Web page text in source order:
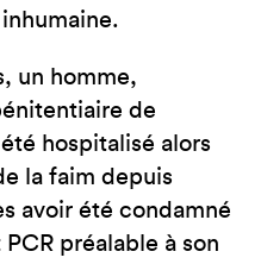
un homme,
de
hospitalisé alors
la faim depuis
avoir été condamné
préalable à son